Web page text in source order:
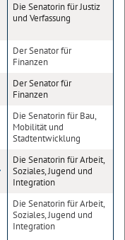
Die Senatorin für Justiz
und Verfassung
Der Senator für
Finanzen
Der Senator für
Finanzen
Die Senatorin für Bau,
Mobilität und
Stadtentwicklung
Die Senatorin für Arbeit,
Soziales, Jugend und
Integration
Die Senatorin für Arbeit,
Soziales, Jugend und
Integration